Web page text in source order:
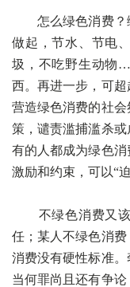
怎么绿色消费？
做起，节水、节电
圾，不吃野生动物
西。再进一步，可
营造绿色消费的社
策，谴责滥捕滥杀
有的人都成为绿色
激励和约束，可以“
不绿色消费又该
任；某人不绿色消
消费没有硬性标准
当何罪尚且还有争